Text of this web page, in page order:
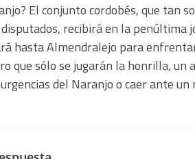
El conjunto cordobés, que tan
recibirá en la penúltima
hasta Almendralejo para
que sólo se jugarán la honrilla, un
del Naranjo o caer ante